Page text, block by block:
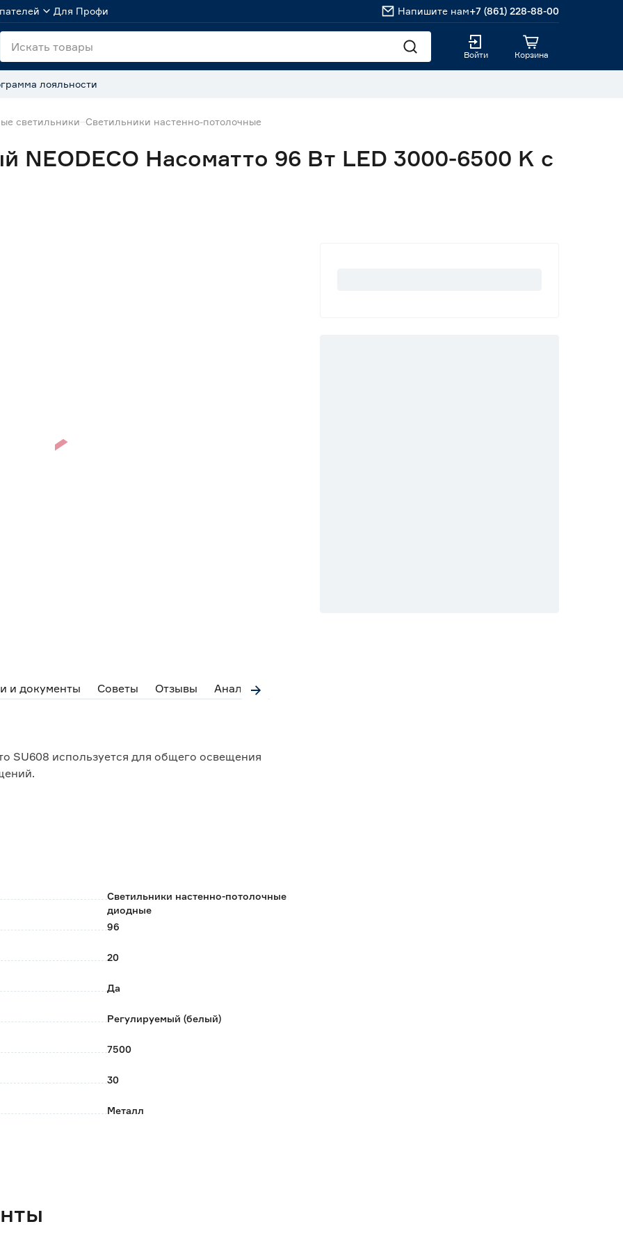
Для Профи Напишите нам+7 (861) 228-88-00
Войти Корзина
лояльности
светильники Светильники настенно-потолочные
NEODECO Насоматто 96 Вт LED 3000-6500 K с
и документы Советы Отзывы Аналоги
SU608 используется для общего освещения
исключая слепящий эффект и мягко
качественное однородное освещение без
экономично.
либо с помощью выключателя.
Светильники настенно-потолочные
диодные
96
20
Да
Регулируемый (белый)
7500
30
Металл